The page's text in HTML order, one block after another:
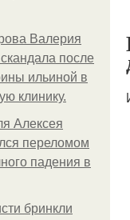
Валерия
после
ильиной в
клинику.
Алексея
переломом
падения в
бринкли